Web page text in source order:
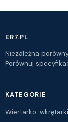
ER7.PL
Niezależna
Porównuj
KATEGORIE
Wiertarko-wkrętarki